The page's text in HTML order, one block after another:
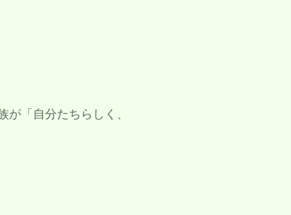
「自分たちらしく、